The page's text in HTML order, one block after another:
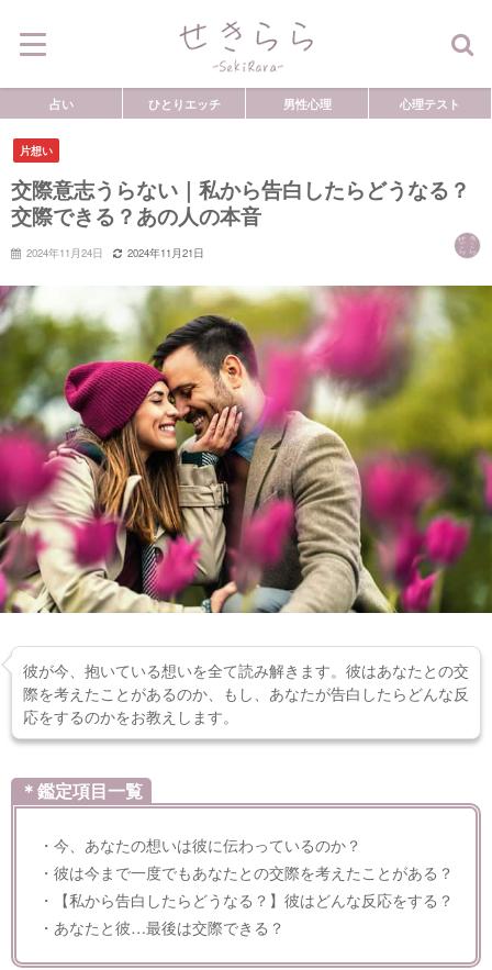
占い ひとりエッチ 男性心理 心理テスト
片想い
交際意志うらない｜私から告白したらどうなる？
交際できる？あの人の本音
2024年11月24日 2024年11月21日
彼が今、抱いている想いを全て読み解きます。彼はあなたとの交
際を考えたことがあるのか、もし、あなたが告白したらどんな反
応をするのかをお教えします。
＊鑑定項目一覧
・今、あなたの想いは彼に伝わっているのか？
・彼は今まで一度でもあなたとの交際を考えたことがある？
・【私から告白したらどうなる？】彼はどんな反応をする？
・あなたと彼…最後は交際できる？